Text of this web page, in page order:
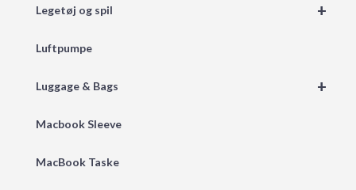
+
Legetøj og spil
Luftpumpe
+
Luggage & Bags
Macbook Sleeve
MacBook Taske